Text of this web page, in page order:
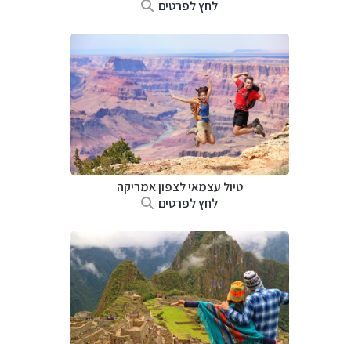
לחץ לפרטים
טיול עצמאי לצפון אמריקה
לחץ לפרטים